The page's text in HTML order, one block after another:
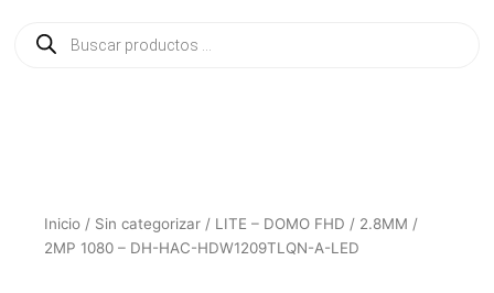
Inicio / Sin categorizar / LITE – DOMO FHD / 2.8MM /
2MP 1080 – DH-HAC-HDW1209TLQN-A-LED